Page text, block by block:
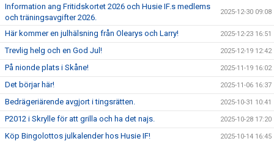
Information ang Fritidskortet 2026 och Husie IF.s medlems
och träningsavgifter 2026.
2025-12-30 09:08
Här kommer en julhälsning från Olearys och Larry! 2025-12-23 16:51
Trevlig helg och en God Jul! 2025-12-19 12:42
På nionde plats i Skåne! 2025-11-19 16:02
Det börjar här! 2025-11-06 16:37
Bedrägeriärende avgjort i tingsrätten. 2025-10-31 10:41
P2012 i Skrylle för att grilla och ha det najs. 2025-10-28 17:20
Köp Bingolottos julkalender hos Husie IF! 2025-10-14 16:45